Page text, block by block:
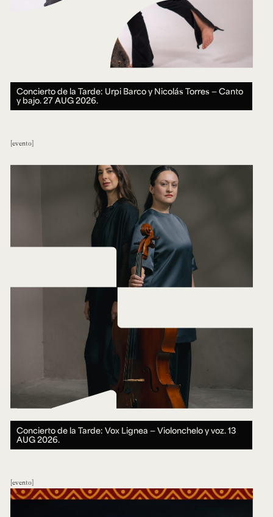
Concierto de la Tarde: Urpi Barco y Nicolás Torres — Canto
y bajo.27 AUG 2026.
evento
Concierto de la Tarde: Vox Lignea — Violonchelo y voz.13
AUG 2026.
evento